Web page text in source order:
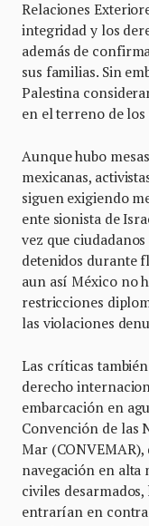
Relaciones
integridad y los
además de
sus familias. Sin
Palestina
en el terreno de los
Aunque hubo
mexicanas,
siguen exigiendo
ente sionista de
vez que
detenidos durante
aun así México no
restricciones
las violaciones
Las críticas
derecho
embarcación en
Convención de las
Mar
navegación en alta
civiles
entrarían en